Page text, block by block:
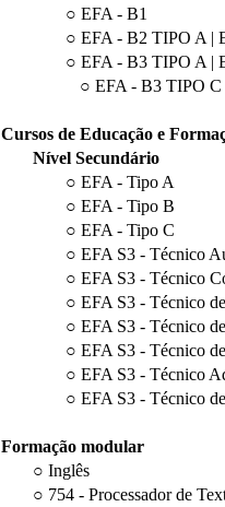
○ EFA - B1
○ EFA - B2 TIPO A |
○ EFA - B3 TIPO A |
○ EFA - B3 TIPO C
Cursos de Educação e
Nível Secundário
○ EFA - Tipo A
○ EFA - Tipo B
○ EFA - Tipo C
○ EFA S3 - Técnico
○ EFA S3 - Técnico
○ EFA S3 - Técnico
○ EFA S3 - Técnico
○ EFA S3 - Técnico
○ EFA S3 - Técnico
○ EFA S3 - Técnico
Formação modular
○ Inglês
○ 754 - Processador de